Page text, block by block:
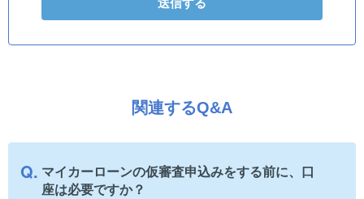
関連するQ&A
マイカーローンの仮審査申込みをする前に、口
座は必要ですか？